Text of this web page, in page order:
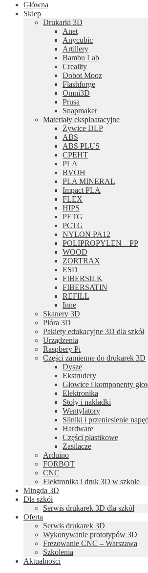
Główna
Sklep
Drukarki 3D
Anet
Anycubic
Artillery
Bambu Lab
Creality
Dobot Mooz
Flashforge
Omni3D
Prusa
Snapmaker
Materiały eksploatacyjne
Żywice DLP
ABS
ABS PLUS
CPEHT
PLA
BVOH
PLA MINERAL
Impact PLA
FLEX
HIPS
PETG
PCTG
NYLON PA12
POLIPROPYLEN – PP
WOOD
ZORTRAX
ESD
FIBERSILK
FIBERSATIN
REFILL
Inne
Skanery 3D
Pióra 3D
Pakiety edukacyjne 3D dla szkół
Urządzenia
Raspbery Pi
Części zamienne do drukarek 3D
Dysze
Ekstrudery
Głowice i komponenty
Elektronika
Stoły i nakładki
Wentylatory
Silniki i przeniesienie
Hardware
Części plastikowe
Zasilacze
Arduino
FORBOT
CNC
Elektronika i druk 3D w szkole
Mingda 3D
Dla szkół
Serwis drukarek 3D dla szkół
Oferta
Serwis drukarek 3D
Wykonywanie prototypów 3D
Frezowanie CNC – Warszawa
Szkolenia
Aktualności